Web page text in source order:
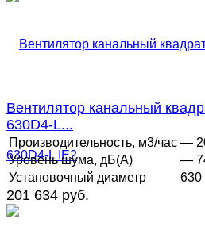
Вентилятор канальный
630D4-L...
Производительность, м3/час —
Уровень шума, дБ(А)
—
Установочный диаметр
201 634 руб.